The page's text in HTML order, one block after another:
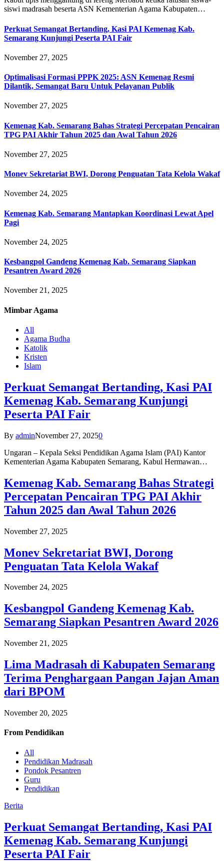
siswi madrasah beserta ASN Kementerian Agama Kabupaten…
Perkuat Semangat Bertanding, Kasi PAI Kemenag Kab.
Semarang Kunjungi Peserta PAI Fair
November 27, 2025
Optimalisasi Formasi PPPK 2025: ASN Kemenag Resmi
Dilantik, Semangat Baru Untuk Pelayanan Publik
November 27, 2025
Kemenag Kab. Semarang Bahas Strategi Percepatan Pencairan
TPG PAI Akhir Tahun 2025 dan Awal Tahun 2026
November 27, 2025
Monev Sekretariat BWI, Dorong Penguatan Tata Kelola Wakaf
November 24, 2025
Kemenag Kab. Semarang Mantapkan Koordinasi Lewat Apel
Pagi
November 24, 2025
Kesbangpol Gandeng Kemenag Kab. Semarang Siapkan
Pesantren Award 2026
November 21, 2025
Mimbar Agama
All
Agama Budha
Katolik
Kristen
Islam
Perkuat Semangat Bertanding, Kasi PAI
Kemenag Kab. Semarang Kunjungi
Peserta PAI Fair
By adminNovember 27, 20250
Ungaran – Kepala Seksi Pendidikan Agama Islam (PAI) Kantor
Kementerian Agama Kabupaten Semarang, Kabul Hermawan…
Kemenag Kab. Semarang Bahas Strategi
Percepatan Pencairan TPG PAI Akhir
Tahun 2025 dan Awal Tahun 2026
November 27, 2025
Monev Sekretariat BWI, Dorong
Penguatan Tata Kelola Wakaf
November 24, 2025
Kesbangpol Gandeng Kemenag Kab.
Semarang Siapkan Pesantren Award 2026
November 21, 2025
Lima Madrasah di Kabupaten Semarang
Terima Penghargaan Pangan Jajan Aman
dari BPOM
November 20, 2025
From Pendidikan
All
Pendidikan Madrasah
Pondok Pesantren
Guru
Pendidikan
Berita
Perkuat Semangat Bertanding, Kasi PAI
Kemenag Kab. Semarang Kunjungi
Peserta PAI Fair